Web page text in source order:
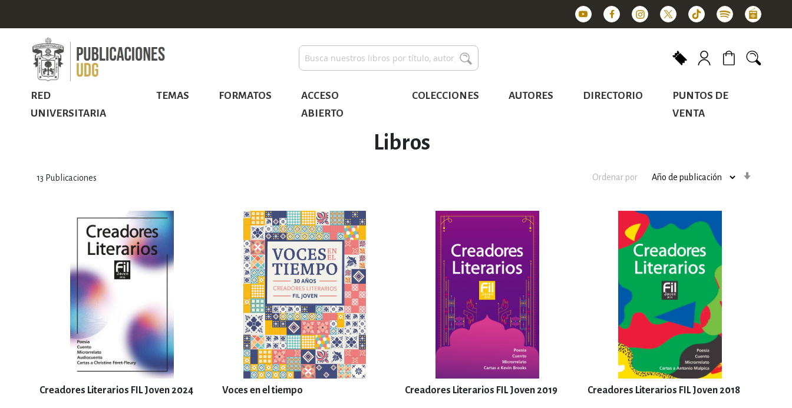
Buscar
RED
UNIVERSITARIA
TEMAS FORMATOS
ACCESO
ABIERTO
COLECCIONES AUTORES DIRECTORIO
PUNTOS DE
VENTA
Libros
13 Publicaciones Ordenar por
Creadores Literarios FIL Joven 2024 Voces en el tiempo Creadores Literarios FIL Joven 2019 Creadores Literarios FIL Joven 2018